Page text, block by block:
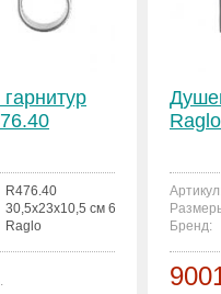
R476.40
30,5x23x10,5 см 6936763300528
Raglo
Бренд: